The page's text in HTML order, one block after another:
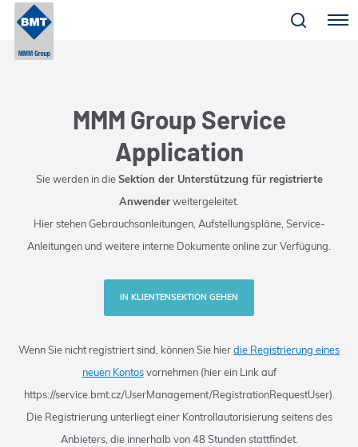
Menu
MMM Group Service
Application
Sie werden in dieSektion der Unterstützung für registrierte
Anwenderweitergeleitet.
Hier stehen Gebrauchsanleitungen, Aufstellungspläne, Service-
Anleitungen und weitere interne Dokumente online zur Verfügung.
IN KLIENTENSEKTION GEHEN
Wenn Sie nicht registriert sind, können Sie hierdie Registrierung eines
neuen Kontosvornehmen (hier ein Link auf
https://service.bmt.cz/UserManagement/RegistrationRequestUser).
Die Registrierung unterliegt einer Kontrollautorisierung seitens des
Anbieters, die innerhalb von 48 Stunden stattfindet.